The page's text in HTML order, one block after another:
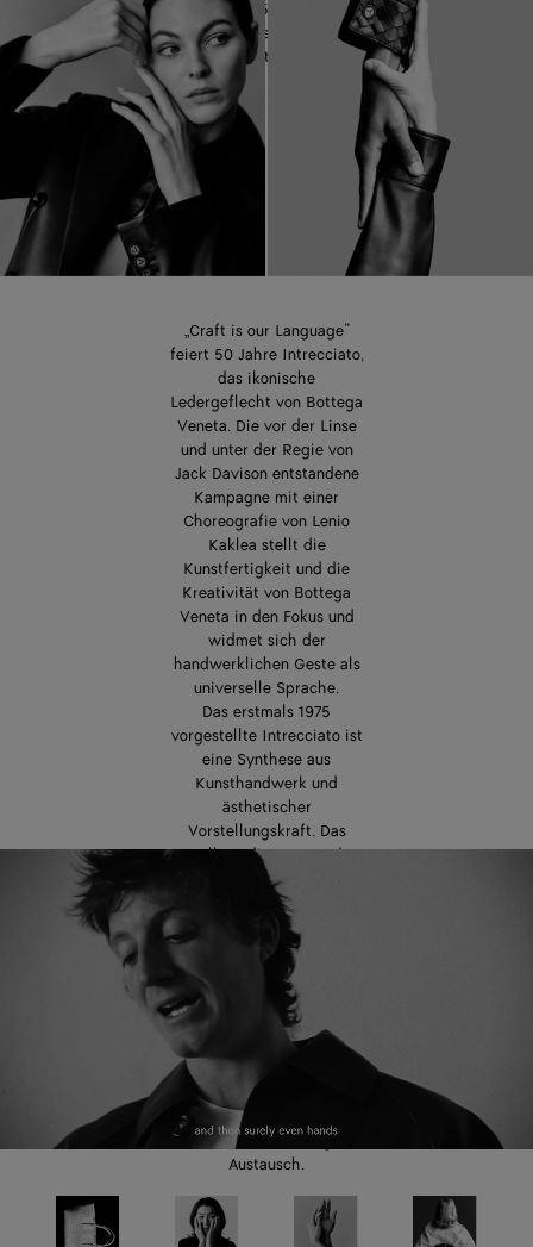
Feier des 50-jährigen
Jubiläums des ikonischen
Ledergeflechts Intrecciato.
„Craft is our Language“
feiert 50 Jahre Intrecciato,
das ikonische
Ledergeflecht von Bottega
Veneta. Die vor der Linse
und unter der Regie von
Jack Davison entstandene
Kampagne mit einer
Choreografie von Lenio
Kaklea stellt die
Kunstfertigkeit und die
Kreativität von Bottega
Veneta in den Fokus und
widmet sich der
handwerklichen Geste als
universelle Sprache.
Das erstmals 1975
vorgestellte Intrecciato ist
eine Synthese aus
Kunsthandwerk und
ästhetischer
Vorstellungskraft. Das
vollständig von Hand
gefertigte Geflecht bildet
die Quintessenz des
Savoir-faire von Bottega
Veneta und wird von einer
Handwerkergeneration an
die nächste weitergereicht.
Durch sein sorgsames
Geflecht aus Lederstreifen
ist das Intrecciato Muster
auch ein kraftvoller
Ausdruck von
Verbundenheit, Dialog und
Austausch.